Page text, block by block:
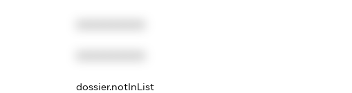
dossier.notInList